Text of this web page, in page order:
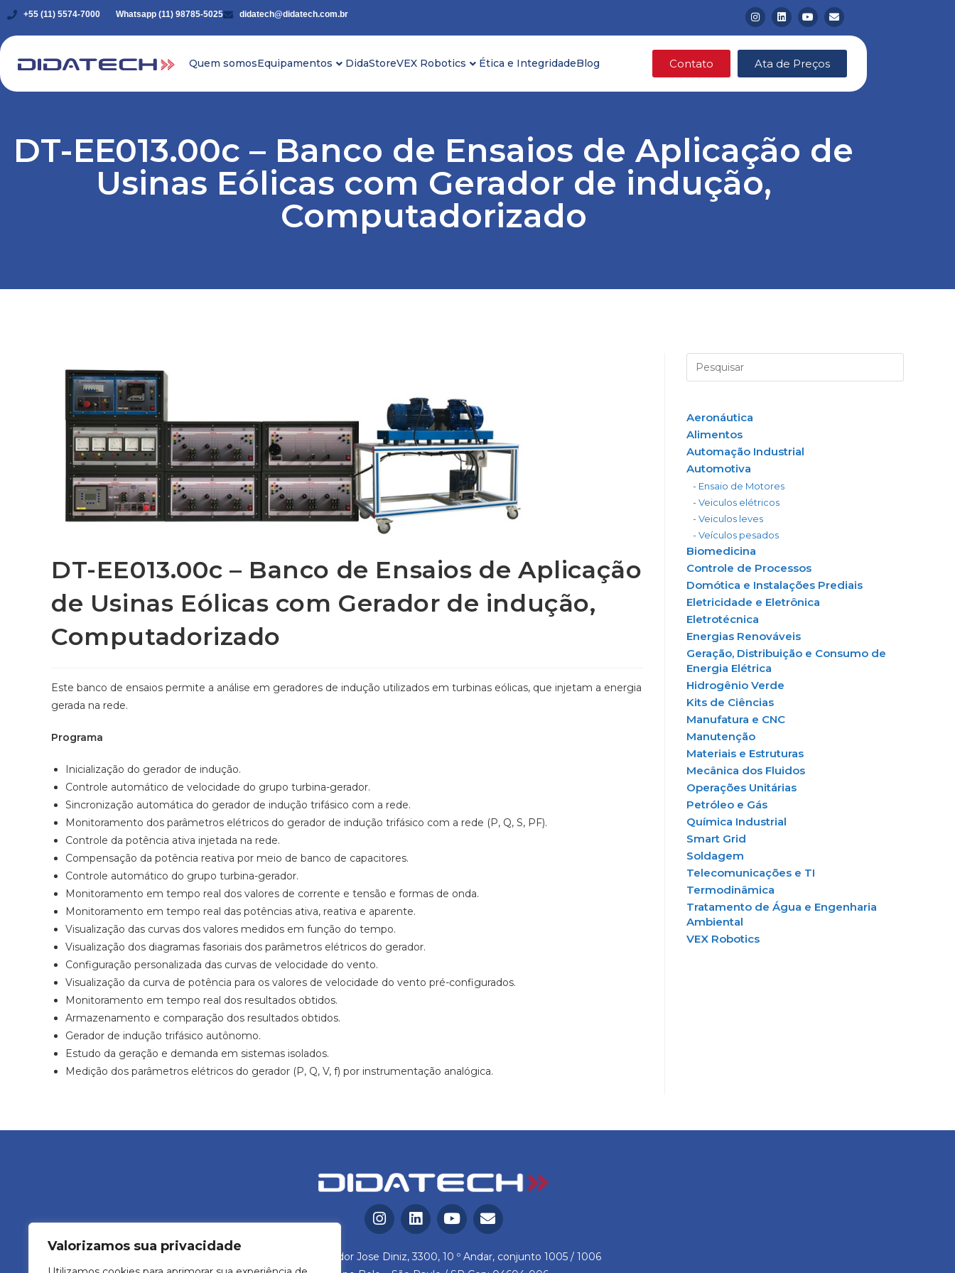
Valorizamos sua privacidade
+55 (11) 5574-7000 Whatsapp (11) 98785-5025 didatech@didatech.com.br
Quem somosEquipamentos DidaStoreVEX Robotics Ética e IntegridadeBlog Contato Ata de Preços
DT-EE013.00c – Banco de Ensaios de Aplicação de
Usinas Eólicas com Gerador de indução,
Computadorizado
DT-EE013.00c – Banco de Ensaios de Aplicação
de Usinas Eólicas com Gerador de indução,
Computadorizado
Este banco de ensaios permite a análise em geradores de indução utilizados em turbinas eólicas, que injetam a energia
gerada na rede.
Programa
Inicialização do gerador de indução.
Controle automático de velocidade do grupo turbina-gerador.
Sincronização automática do gerador de indução trifásico com a rede.
Monitoramento dos parâmetros elétricos do gerador de indução trifásico com a rede (P, Q, S, PF).
Controle da potência ativa injetada na rede.
Compensação da potência reativa por meio de banco de capacitores.
Controle automático do grupo turbina-gerador.
Monitoramento em tempo real dos valores de corrente e tensão e formas de onda.
Monitoramento em tempo real das potências ativa, reativa e aparente.
Visualização das curvas dos valores medidos em função do tempo.
Visualização dos diagramas fasoriais dos parâmetros elétricos do gerador.
Configuração personalizada das curvas de velocidade do vento.
Visualização da curva de potência para os valores de velocidade do vento pré-configurados.
Monitoramento em tempo real dos resultados obtidos.
Armazenamento e comparação dos resultados obtidos.
Gerador de indução trifásico autônomo.
Estudo da geração e demanda em sistemas isolados.
Medição dos parâmetros elétricos do gerador (P, Q, V, f) por instrumentação analógica.
Aeronáutica
Alimentos
Automação Industrial
Automotiva
- Ensaio de Motores
- Veiculos elétricos
- Veiculos leves
- Veículos pesados
Biomedicina
Controle de Processos
Domótica e Instalações Prediais
Eletricidade e Eletrônica
Eletrotécnica
Energias Renováveis
Geração, Distribuição e Consumo de
Energia Elétrica
Hidrogênio Verde
Kits de Ciências
Manufatura e CNC
Manutenção
Materiais e Estruturas
Mecânica dos Fluidos
Operações Unitárias
Petróleo e Gás
Química Industrial
Smart Grid
Soldagem
Telecomunicações e TI
Termodinâmica
Tratamento de Água e Engenharia
Ambiental
VEX Robotics
Avenida Vereador Jose Diniz, 3300, 10 º Andar, conjunto 1005 / 1006